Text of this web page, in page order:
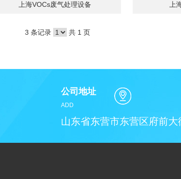
上海VOCs废气处理设备 上
3 条记录 共 1 页
公司地址
ADD
山东省东营市东营区府前大